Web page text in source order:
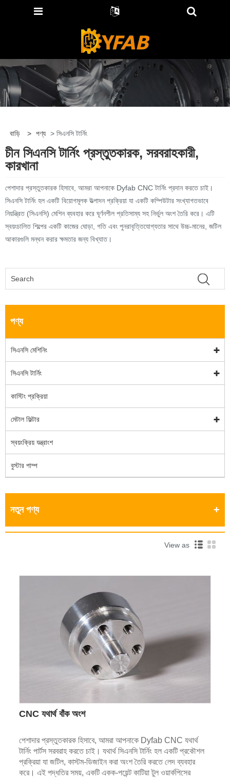
বাড়ি > পণ্য > সিএনসি টার্নিং
চীন সিএনসি টার্নিং প্রস্তুতকারক, সরবরাহকারী,
কারখানা
পেশাদার প্রস্তুতকারক হিসাবে, আমরা আপনাকে Dyfab CNC টার্নিং প্রদান করতে চাই।
সিএনসি টার্নিং হল একটি বিয়োগমূলক উত্পাদন প্রক্রিয়া যা একটি কম্পিউটার সংখ্যাগতভাবে
নিয়ন্ত্রিত (সিএনসি) মেশিন ব্যবহার করে ঘূর্ণনশীল প্রতিসাম্য সহ নির্ভুল অংশ তৈরি করে। এটি
স্বয়ংচালিত শিল্পের একটি কাজের ঘোড়া, গতি এবং পুনরাবৃত্তিযোগ্যতার সাথে উচ্চ-মানের, জটিল
আকারগুলি মন্থন করার ক্ষমতার জন্য বিখ্যাত।
পণ্য
সিএনসি মেশিনিং
সিএনসি টার্নিং
কাস্টিং প্রক্রিয়া
মেটাল ফিল্টার
স্বয়ংক্রিয় যন্ত্রাংশ
বুস্টার পাম্প
নতুন পণ্য
View as
CNC যথার্থ বাঁক অংশ
পেশাদার প্রস্তুতকারক হিসাবে, আমরা আপনাকে Dyfab CNC যথার্থ
টার্নিং পার্টস সরবরাহ করতে চাই। যথার্থ সিএনসি টার্নিং হল একটি প্রকৌশল
প্রক্রিয়া যা জটিল, কাস্টম-ডিজাইন করা অংশ তৈরি করতে লেদ ব্যবহার
করে। এই পদ্ধতির সময়, একটি একক-পয়েন্ট কাটিয়া টুল ওয়ার্কপিসের